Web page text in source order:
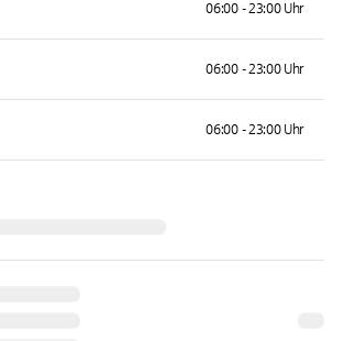
06:00 - 23:00 Uhr
06:00 - 23:00 Uhr
06:00 - 23:00 Uhr